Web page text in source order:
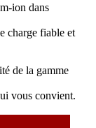
ion dans
charge fiable et
de la gamme
vous convient.